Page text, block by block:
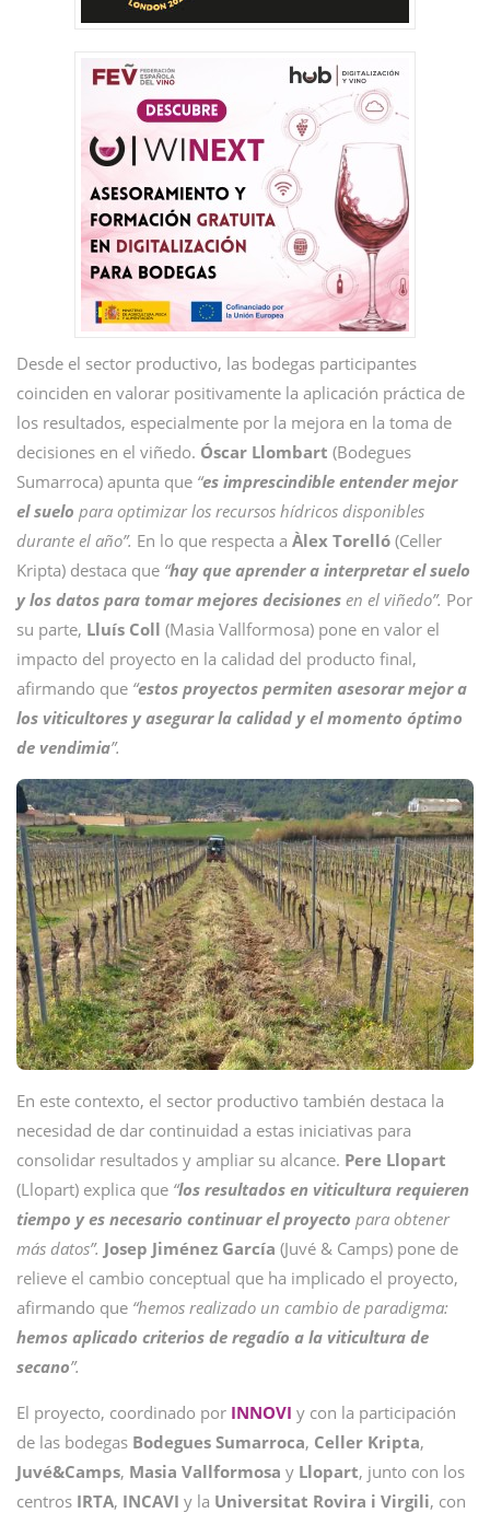
Desde el sector productivo, las bodegas participantes
coinciden en valorar positivamente la aplicación práctica de
los resultados, especialmente por la mejora en la toma de
decisiones en el viñedo. Óscar Llombart (Bodegues
Sumarroca) apunta que “es imprescindible entender mejor
el suelo para optimizar los recursos hídricos disponibles
durante el año”. En lo que respecta a Àlex Torelló (Celler
Kripta) destaca que “hay que aprender a interpretar el suelo
y los datos para tomar mejores decisiones en el viñedo”. Por
su parte, Lluís Coll (Masia Vallformosa) pone en valor el
impacto del proyecto en la calidad del producto final,
afirmando que “estos proyectos permiten asesorar mejor a
los viticultores y asegurar la calidad y el momento óptimo
de vendimia”.
En este contexto, el sector productivo también destaca la
necesidad de dar continuidad a estas iniciativas para
consolidar resultados y ampliar su alcance. Pere Llopart
(Llopart) explica que “los resultados en viticultura requieren
tiempo y es necesario continuar el proyecto para obtener
más datos”. Josep Jiménez García (Juvé & Camps) pone de
relieve el cambio conceptual que ha implicado el proyecto,
afirmando que “hemos realizado un cambio de paradigma:
hemos aplicado criterios de regadío a la viticultura de
secano”.
El proyecto, coordinado por INNOVI y con la participación
de las bodegas Bodegues Sumarroca, Celler Kripta,
Juvé&Camps, Masia Vallformosa y Llopart, junto con los
centros IRTA, INCAVI y la Universitat Rovira i Virgili, con